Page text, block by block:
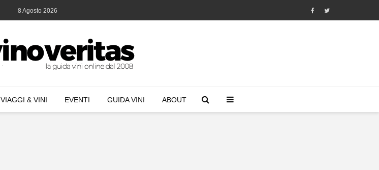
8 Agosto 2026
VIAGGI & VINI EVENTI GUIDA VINI ABOUT